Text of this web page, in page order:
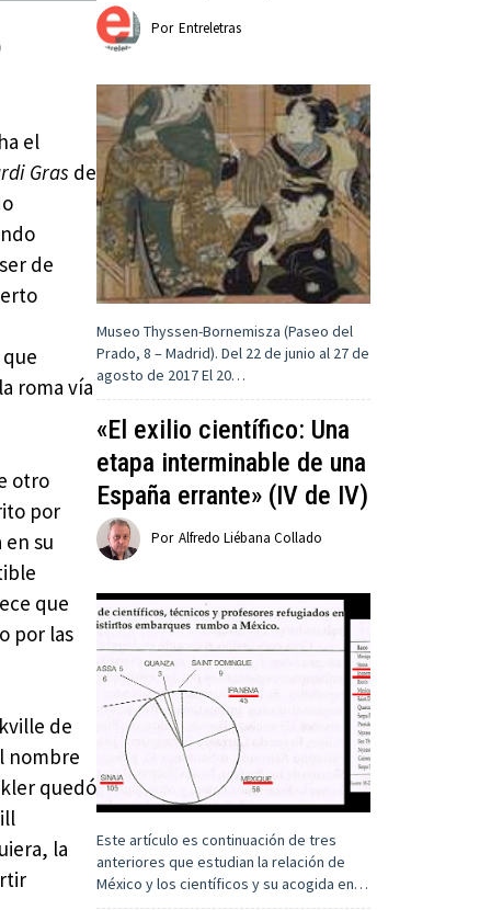
el
Gras de
de
roma vía
otro
por
su
que
por las
de
nombre
quedó
la
Por Entreletras
Museo Thyssen-Bornemisza (Paseo del
Prado, 8 – Madrid). Del 22 de junio al 27 de
agosto de 2017 El 20…
«El exilio científico: Una
etapa interminable de una
España errante» (IV de IV)
Por Alfredo Liébana Collado
Este artículo es continuación de tres
anteriores que estudian la relación de
México y los científicos y su acogida en…